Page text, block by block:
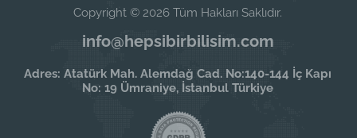
Copyright © 2026 Tüm Hakları Saklıdır.
info@hepsibirbilisim.com
Adres: Atatürk Mah. Alemdağ Cad. No:140-144 İç Kapı
No: 19 Ümraniye, İstanbul Türkiye